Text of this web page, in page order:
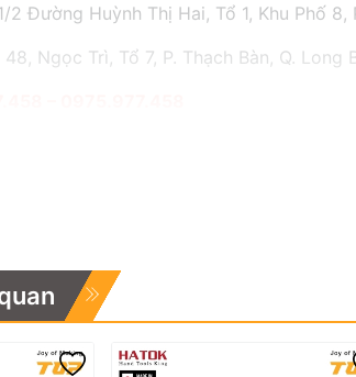
2 Đường Huỳnh Thị Hai, Tổ 1, Khu Phố 8,
Ngọc Trì, Tổ 7, P. Thạch Bàn, Q. Long